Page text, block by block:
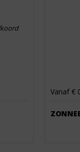
Vanaf €